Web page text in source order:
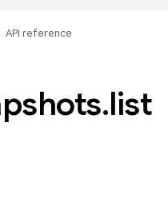
API reference
.list